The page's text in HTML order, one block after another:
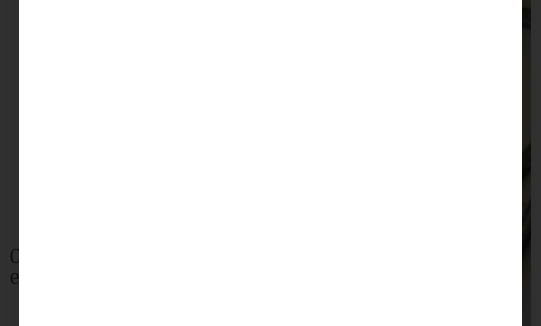
Omas saftiger Zwetschgenkuchen mit Zimtkruste -
einfach und blitzschnell gebacken